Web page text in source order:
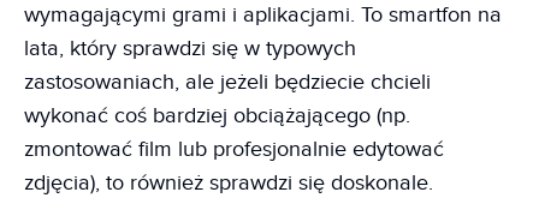
wymagającymi grami i aplikacjami. To smartfon na
lata, który sprawdzi się w typowych
zastosowaniach, ale jeżeli będziecie chcieli
wykonać coś bardziej obciążającego (np.
zmontować film lub profesjonalnie edytować
zdjęcia), to również sprawdzi się doskonale.